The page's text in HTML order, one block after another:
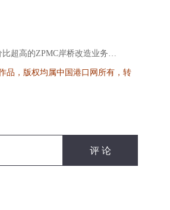
下一篇：突破100台！ 性价比超高的ZPMC岸桥改造业务了解一下
品，版权均属中国港口网所有，转